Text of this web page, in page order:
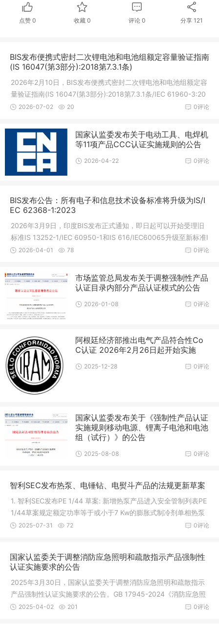
点赞 0 收藏 0 评论 0 分享 121
BIS发布便携式密封二次锂电池和电池组额定容量验证指南
(IS 16047(第3部分):2018第7.3.1条)
2026年2月10日，BIS发布便携式密封二次锂电池和电池组额定容
量验证指南(IS 16047(第3部分):2018第7.3.1条/IEC 61960-3:20
17)公告。1.IS 16046(第2部分):2018/IEC 62133-2:2017已由印
0评论
2026-07-02 20
国家认监委发布关于电动工具、电焊机
等11项产品CCC认证实施规则的公告
0评论
2026-04-22
BIS发布公告：所有电子和信息技术设备标准将升级为IS/I
EC 62368-1:2023
2026年3月9日，印度BIS发布正式通知，即日起可以开始受理旧
标准IS 13252-1/IEC 60950-1和IS 616/IEC60065升级至新标准I
S 62368-1/IEC62368-1的申请，升级的方式为送样全新测试，R
0评论
2026-04-01 78
市场监管总局发布关于调整强制性产品
认证目录内部分产品认证模式的公告
0评论
2026-01-08
阿根廷经济部推出电气产品符合性Co
C认证 2026年2月26日起开始实施
0评论
2025-12-28
国家认监委发布关于《强制性产品认证
实施规则移动电源、锂离子电池和电池
组（试行）》的公告
0评论
2025-08-08
智利SEC发布热泵、电锤钻、电熨斗产品的法规更新草案
1. 智利SEC发布PE 1/44 草案: 新增热泵产品进入安全管制列表PE
1/44草案规定额定功率等于或小于7 Kw的膨胀式制冷剂单相热泵
的安全认证要求。产品范围包括： - 用于家庭热水供应的热泵。 -
0评论
2025-07-31 72
国家认监委关于调整消防应急照明和疏散指示产品强制性
认证实施要求的公告
2025年3月30日，国家认监委关于调整消防应急照明和疏散指示
产品强制性认证实施要求的公告。GB 17945-2024《消防应急照
明和疏散指示系统》新版国家标准将于2025年5月1日起正式实0评论
2025-04-02 201